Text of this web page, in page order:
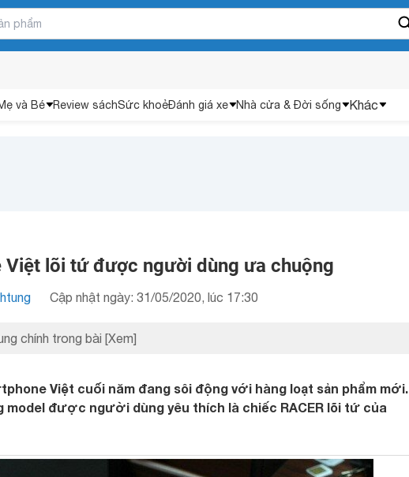
và Bé Review sáchSức khoẻĐánh giá xe Nhà cửa & Đời sống Khác
Việt lõi tứ được người dùng ưa chuộng
Cập nhật ngày: 31/05/2020, lúc 17:30
chính trong bài [Xem]
Việt cuối năm đang sôi động với hàng loạt sản phẩm mới.
model được người dùng yêu thích là chiếc RACER lõi tứ của